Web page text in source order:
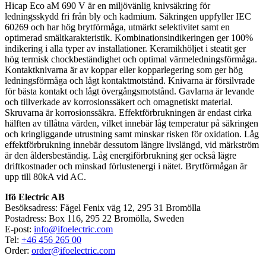
Hicap Eco aM 690 V är en miljövänlig knivsäkring för
ledningsskydd fri från bly och kadmium. Säkringen uppfyller IEC
60269 och har hög brytförmåga, utmärkt selektivitet samt en
optimerad smältkarakteristik. Kombinationsindikeringen ger 100%
indikering i alla typer av installationer. Keramikhöljet i steatit ger
hög termisk chockbeständighet och optimal värmeledningsförmåga.
Kontaktknivarna är av koppar eller kopparlegering som ger hög
ledningsförmåga och lågt kontaktmotstånd. Knivarna är försilvrade
för bästa kontakt och lågt övergångsmotstånd. Gavlarna är levande
och tillverkade av korrosionssäkert och omagnetiskt material.
Skruvarna är korrosionssäkra. Effektförbrukningen är endast cirka
hälften av tillåtna värden, vilket innebär låg temperatur på säkringen
och kringliggande utrustning samt minskar risken för oxidation. Låg
effektförbrukning innebär dessutom längre livslängd, vid märkström
är den åldersbeständig. Låg energiförbrukning ger också lägre
driftkostnader och minskad förlustenergi i nätet. Brytförmågan är
upp till 80kA vid AC.
Ifö Electric AB
Besöksadress: Fågel Fenix väg 12, 295 31 Bromölla
Postadress: Box 116, 295 22 Bromölla, Sweden
E-post: info@ifoelectric.com
Tel: +46 456 265 00
Order: order@ifoelectric.com